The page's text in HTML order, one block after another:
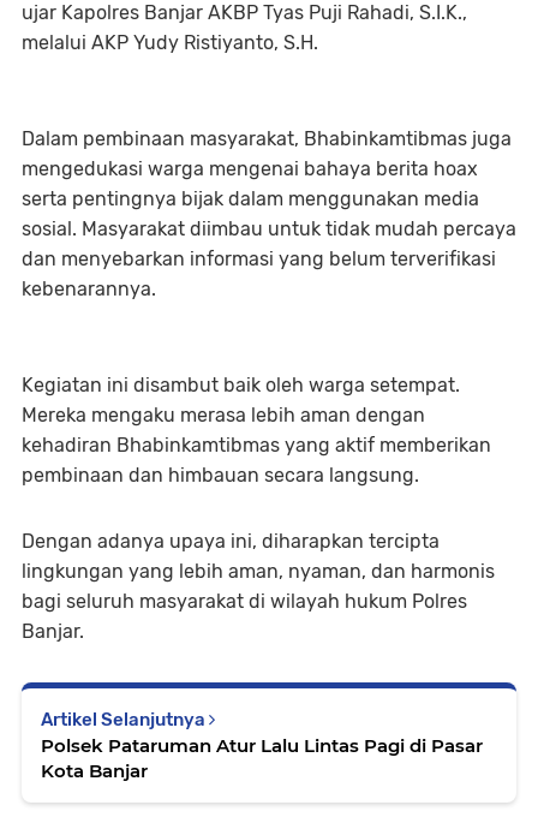
ujar Kapolres Banjar AKBP Tyas Puji Rahadi, S.I.K.,
melalui AKP Yudy Ristiyanto, S.H.
Dalam pembinaan masyarakat, Bhabinkamtibmas juga
mengedukasi warga mengenai bahaya berita hoax
serta pentingnya bijak dalam menggunakan media
sosial. Masyarakat diimbau untuk tidak mudah percaya
dan menyebarkan informasi yang belum terverifikasi
kebenarannya.
Kegiatan ini disambut baik oleh warga setempat.
Mereka mengaku merasa lebih aman dengan
kehadiran Bhabinkamtibmas yang aktif memberikan
pembinaan dan himbauan secara langsung.
Dengan adanya upaya ini, diharapkan tercipta
lingkungan yang lebih aman, nyaman, dan harmonis
bagi seluruh masyarakat di wilayah hukum Polres
Banjar.
Artikel Selanjutnya
Polsek Pataruman Atur Lalu Lintas Pagi di Pasar
Kota Banjar